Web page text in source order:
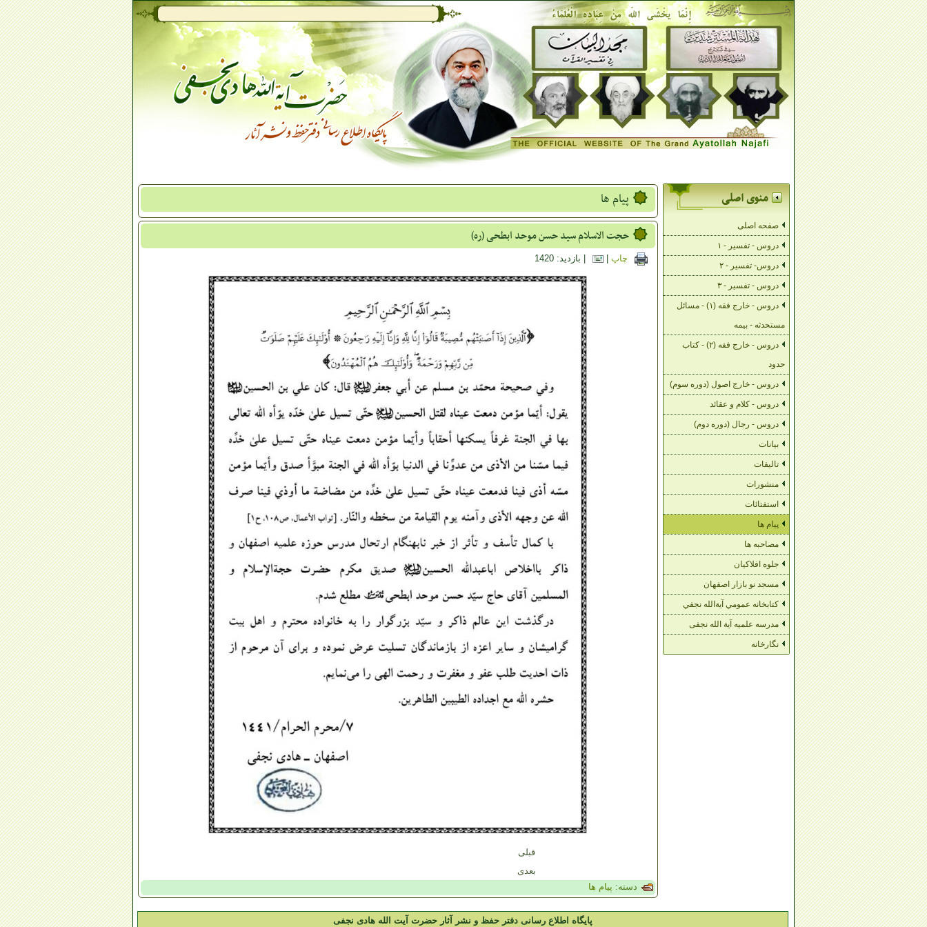
منوی اصلی
صفحه اصلی
دروس - تفسیر - ۱
دروس- تفسیر - ۲
دروس - تفسیر - ۳
دروس - خارج فقه (۱) - مسائل
مستحدثه - بیمه
دروس - خارج فقه (۲) - کتاب
حدود
دروس - خارج اصول (دوره سوم)
دروس - کلام و عقائد
دروس - رجال (دوره دوم)
بیانات
تالیفات
منشورات
استفتائات
پیام ها
مصاحبه ها
جلوه افلاکیان
مسجد نو بازار اصفهان
کتابخانه عمومي آية‌الله نجفي
مدرسه علمیه آیة الله نجفی
نگارخانه
پیام ها
حجت الاسلام سید حسن موحد ابطحی (ره)
چاپ | بازدید: 1420
قبلی
بعدی
دسته: پیام ها
پایگاه اطلاع رسانی دفتر حفظ و نشر آثار حضرت آیت الله هادی نجفی